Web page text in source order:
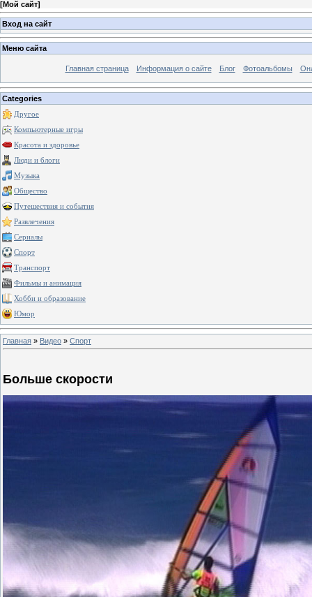
[Мой сайт]
Вход на сайт
Меню сайта
Главная страница Информация о сайте Блог Фотоальбомы
Categories
Другое
Компьютерные игры
Красота и здоровье
Люди и блоги
Музыка
Общество
Путешествия и события
Развлечения
Сериалы
Спорт
Транспорт
Фильмы и анимация
Хобби и образование
Юмор
Главная » Видео » Спорт
Больше скорости